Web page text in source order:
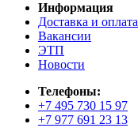
Информация
Доставка и оплата
Вакансии
ЭТП
Новости
Телефоны:
+7 495 730 15 97
+7 977 691 23 13